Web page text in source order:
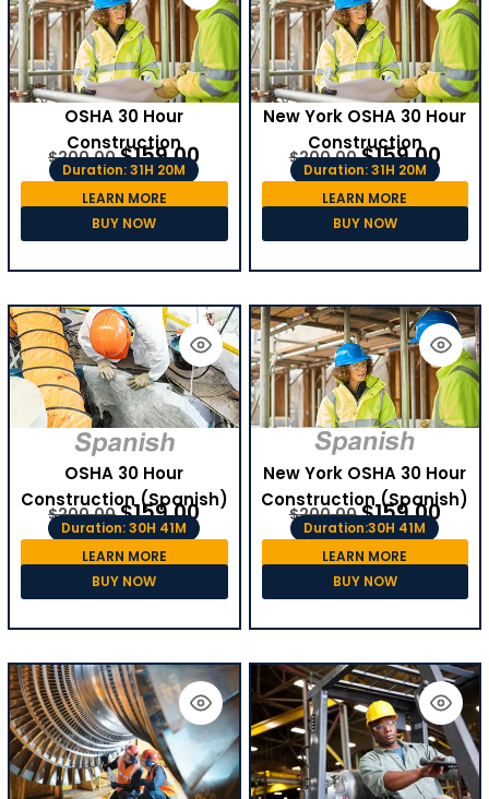
OSHA 30 Hour
Construction
$200.00 $159.00
Duration: 31H 20M
LEARN MORE
BUY NOW
New York OSHA 30 Hour
Construction
$200.00 $159.00
Duration: 31H 20M
LEARN MORE
BUY NOW
OSHA 30 Hour
Construction (Spanish)
$200.00 $159.00
Duration: 30H 41M
LEARN MORE
BUY NOW
New York OSHA 30 Hour
Construction (Spanish)
$200.00 $159.00
Duration:30H 41M
LEARN MORE
BUY NOW